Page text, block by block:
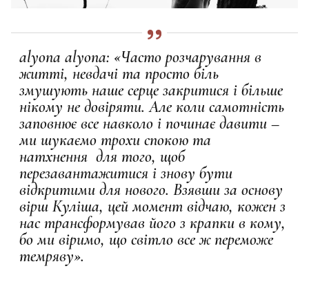
alyona alyona: «Часто розчарування в
житті, невдачі та просто біль
змушують наше серце закритися і більше
нікому не довіряти. Але коли самотність
заповнює все навколо і починає давити –
ми шукаємо трохи спокою та
натхнення для того, щоб
перезавантажитися і знову бути
відкритими для нового. Взявши за основу
вірш Куліша, цей момент відчаю, кожен з
нас трансформував його з крапки в кому,
бо ми віримо, що світло все ж переможе
темряву».